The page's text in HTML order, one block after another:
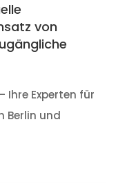
von
Ihre Experten für
Berlin und